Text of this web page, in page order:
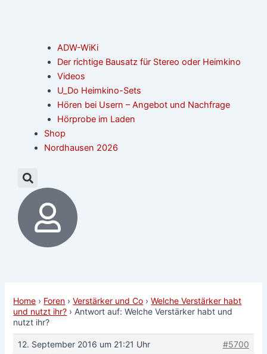
ADW-WiKi
Der richtige Bausatz für Stereo oder Heimkino
Videos
U_Do Heimkino-Sets
Hören bei Usern – Angebot und Nachfrage
Hörprobe im Laden
Shop
Nordhausen 2026
Home › Foren › Verstärker und Co › Welche Verstärker habt
und nutzt ihr? › Antwort auf: Welche Verstärker habt und
nutzt ihr?
12. September 2016 um 21:21 Uhr #5700